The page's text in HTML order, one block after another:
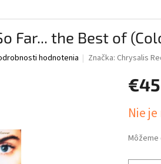
Far... the Best of
hodnotenia Značka: Chrysalis
€45
cena:
Nie